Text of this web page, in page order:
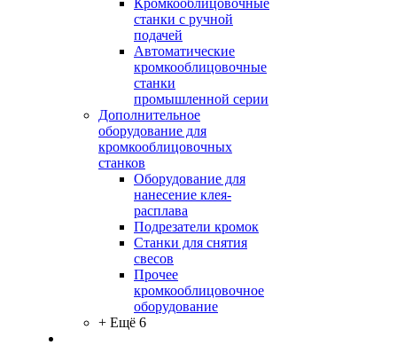
Кромкооблицовочные
станки с ручной
подачей
Автоматические
кромкооблицовочные
станки
промышленной серии
Дополнительное
оборудование для
кромкооблицовочных
станков
Оборудование для
нанесение клея-
расплава
Подрезатели кромок
Станки для снятия
свесов
Прочее
кромкооблицовочное
оборудование
+ Ещё 6